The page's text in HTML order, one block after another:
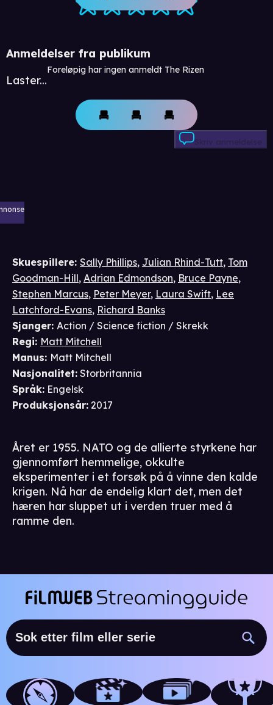
Anmeldelser fra publikum
Laster...
Foreløpig har ingen anmeldt The Rizen
Skriv anmeldelse
Skuespillere: Sally Phillips, Julian Rhind-Tutt, Tom
Goodman-Hill, Adrian Edmondson, Bruce Payne,
Stephen Marcus, Peter Meyer, Laura Swift, Lee
Latchford-Evans, Richard Banks
Sjanger: Action / Science fiction / Skrekk
Regi: Matt Mitchell
Manus: Matt Mitchell
Nasjonalitet: Storbritannia
Språk: Engelsk
Produksjonsår: 2017
Året er 1955. NATO og de allierte styrkene har
gjennomført hemmelige, okkulte
eksperimenter i et forsøk på å vinne den kalde
krigen. Nå har de endelig klart det, men det
hæren har sluppet ut i verden truer med å
ramme den.